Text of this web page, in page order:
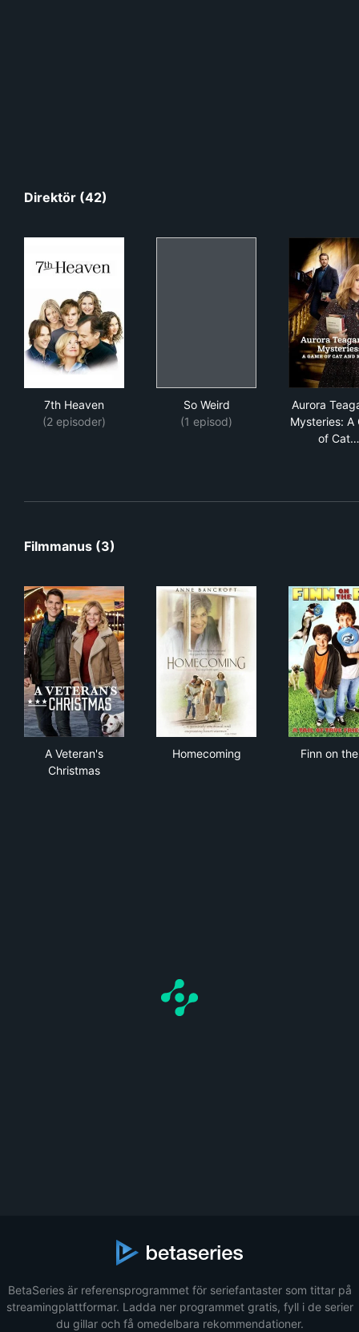
Direktör (42)
7th Heaven
(2 episoder)
So Weird
(1 episod)
Aurora
Mysteries: A
of Cat…
Filmmanus (3)
A Veteran's
Christmas
Homecoming Finn on
BetaSeries är referensprogrammet för seriefantaster som tittar på
streamingplattformar. Ladda ner programmet gratis, fyll i de serier
du gillar och få omedelbara rekommendationer.